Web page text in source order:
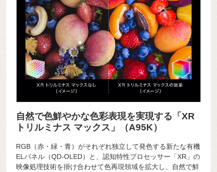
自然で色鮮やかな色彩表現を実現する「XR
トリルミナス マックス」（A95K）
RGB（赤・緑・青）がそれぞれ独立して発色する新たな有機
ELパネル（QD-OLED）と、認知特性プロセッサー「XR」の
映像処理技術を掛け合わせて色再現領域を拡大し、自然で鮮